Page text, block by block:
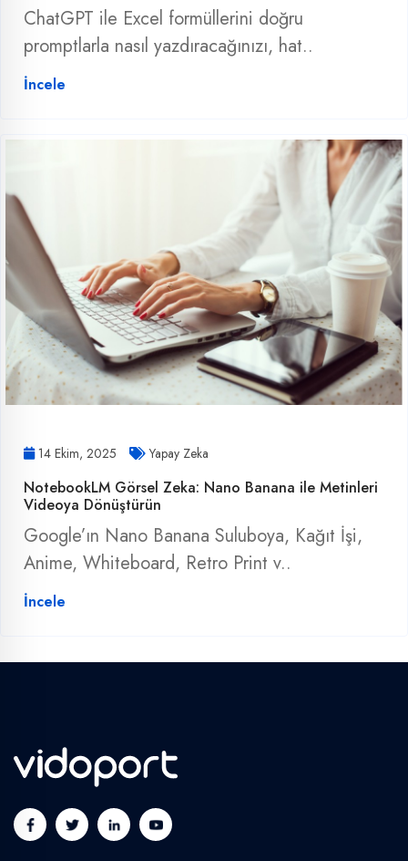
ChatGPT ile Excel formüllerini doğru
promptlarla nasıl yazdıracağınızı, hat..
İncele
14 Ekim, 2025 Yapay Zeka
NotebookLM Görsel Zeka: Nano Banana ile Metinleri
Videoya Dönüştürün
Google’ın Nano Banana Suluboya, Kağıt İşi,
Anime, Whiteboard, Retro Print v..
İncele